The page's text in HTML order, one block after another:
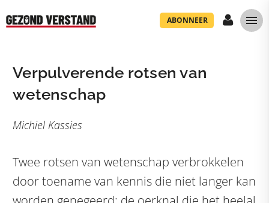
ABONNEER
Verpulverende rotsen van
wetenschap
Michiel Kassies
Twee rotsen van wetenschap verbrokkelen
door toename van kennis die niet langer kan